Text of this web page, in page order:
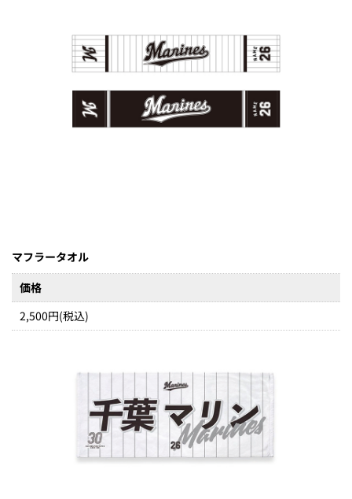
マフラータオル
価格
2,500円(税込)